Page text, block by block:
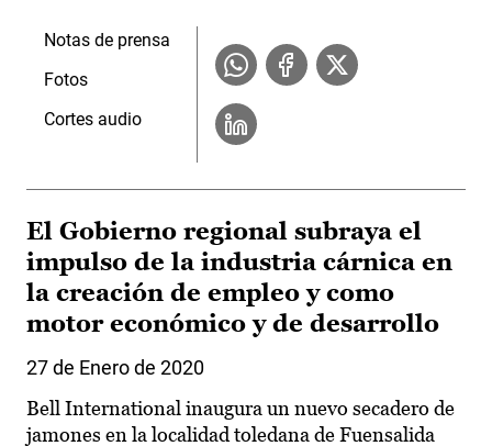
Notas de prensa
Fotos
Cortes audio
El Gobierno regional subraya el
impulso de la industria cárnica en
la creación de empleo y como
motor económico y de desarrollo
27 de Enero de 2020
Bell International inaugura un nuevo secadero de
jamones en la localidad toledana de Fuensalida